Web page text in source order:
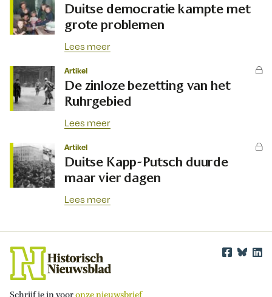
Duitse democratie kampte met
grote problemen
Lees meer
Artikel
De zinloze bezetting van het
Ruhrgebied
Lees meer
Artikel
Duitse Kapp-Putsch duurde
maar vier dagen
Lees meer